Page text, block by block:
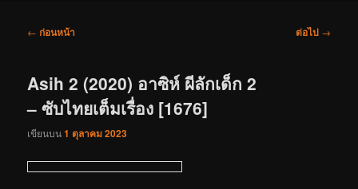
เมนู
← ก่อนหน้า ต่อไป →
Asih 2 (2020) อาซิห์ ผีลักเด็ก 2
– ซับไทยเต็มเรื่อง [1676]
เขียนบน1 ตุลาคม 2023